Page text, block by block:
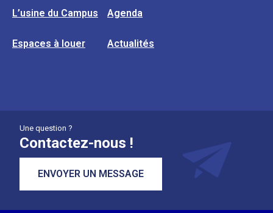
L’usine du Campus Agenda
Espaces à louer Actualités
Une question ?
Contactez-nous !
ENVOYER UN MESSAGE